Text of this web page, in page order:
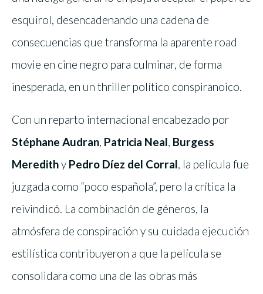
esquirol, desencadenando una cadena de
consecuencias que transforma la aparente road
movie en cine negro para culminar, de forma
inesperada, en un thriller político conspiranoico.
Con un reparto internacional encabezado por
Stéphane Audran, Patricia Neal, Burgess
Meredithy Pedro Díez del Corral, la película fue
juzgada como “poco española”, pero la crítica la
reivindicó. La combinación de géneros, la
atmósfera de conspiración y su cuidada ejecución
estilística contribuyeron a que la película se
consolidara como una de las obras más